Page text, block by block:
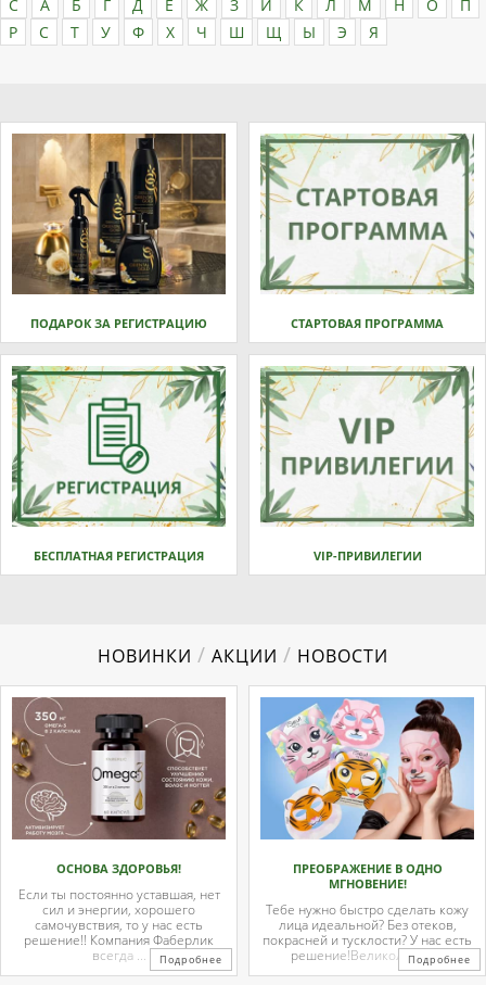
C
А Б Г Д Е Ж З И К Л М Н О
П
Р
С Т У Ф Х Ч Ш Щ Ы Э Я
ПОДАРОК ЗА РЕГИСТРАЦИЮ СТАРТОВАЯ ПРОГРАММА
БЕСПЛАТНАЯ РЕГИСТРАЦИЯ VIP-ПРИВИЛЕГИИ
НОВИНКИ / АКЦИИ / НОВОСТИ
ОСНОВА ЗДОРОВЬЯ!
Если ты постоянно уставшая, нет
сил и энергии, хорошего
самочувствия, то у нас есть
решение!! Компания Фаберлик
всегда ...
Подробнее
ПРЕОБРАЖЕНИЕ В ОДНО
МГНОВЕНИЕ!
Тебе нужно быстро сделать кожу
лица идеальной? Без отеков,
покрасней и тусклости? У нас есть
решение!Великолепные
тканевые ...
Подробнее